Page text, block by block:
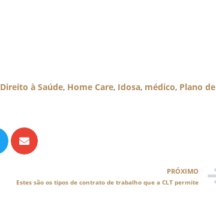
Direito à Saúde, Home Care, Idosa, médico, Plano de
PRÓXIMO
Estes são os tipos de contrato de trabalho que a CLT permite